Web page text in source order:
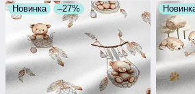
Новинка –27%